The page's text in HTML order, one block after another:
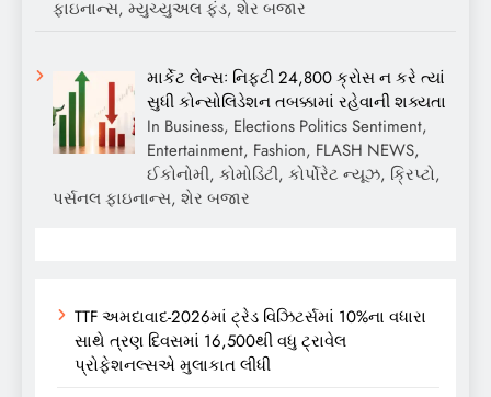
ફાઇનાન્સ, મ્યુચ્યુઅલ ફંડ, શેર બજાર
માર્કેટ લેન્સઃ નિફ્ટી 24,800 ક્રોસ ન કરે ત્યાં
સુધી કોન્સોલિડેશન તબક્કામાં રહેવાની શક્યતા
In Business, Elections Politics Sentiment,
Entertainment, Fashion, FLASH NEWS,
ઈકોનોમી, કોમોડિટી, કોર્પોરેટ ન્યૂઝ, ક્રિપ્ટો,
પર્સનલ ફાઇનાન્સ, શેર બજાર
TTF અમદાવાદ-2026માં ટ્રેડ વિઝિટર્સમાં 10%ના વધારા
સાથે ત્રણ દિવસમાં 16,500થી વધુ ટ્રાવેલ
પ્રોફેશનલ્સએ મુલાકાત લીધી